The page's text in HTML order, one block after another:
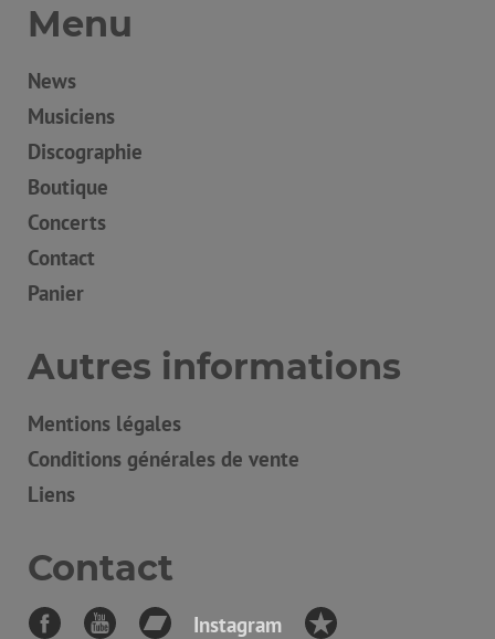
Menu
News
Musiciens
Discographie
Boutique
Concerts
Contact
Panier
Autres informations
Mentions légales
Conditions générales de vente
Liens
Contact
Instagram